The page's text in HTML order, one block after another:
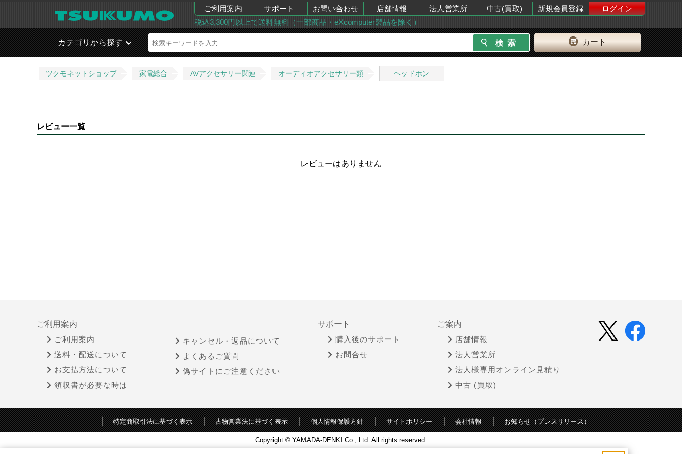
ご利用案内 サポート お問い合わせ 店舗情報 法人営業所 中古(買取) 新規会員登録
ログイン
税込3,300円以上で送料無料（一部商品・eXcomputer製品を除く）
カート
カテゴリから探す
ツクモネットショップ 家電総合 AVアクセサリー関連 オーディオアクセサリー類 ヘッドホン
レビュー一覧
レビューはありません
ご利用案内
ご利用案内
送料・配送について
お支払方法について
領収書が必要な時は
キャンセル・返品について
よくあるご質問
偽サイトにご注意ください
サポート
購入後のサポート
お問合せ
ご案内
店舗情報
法人営業所
法人様専用オンライン見積り
中古 (買取)
特定商取引法に基づく表示 古物営業法に基づく表示 個人情報保護方針 サイトポリシー 会社情報 お知らせ（プレスリリース）
Copyright © YAMADA-DENKI Co., Ltd. All rights reserved.